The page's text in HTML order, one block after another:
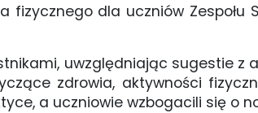
dla uczniów Zespołu
uwzględniając sugestie z
zdrowia, aktywności
a uczniowie wzbogacili się o